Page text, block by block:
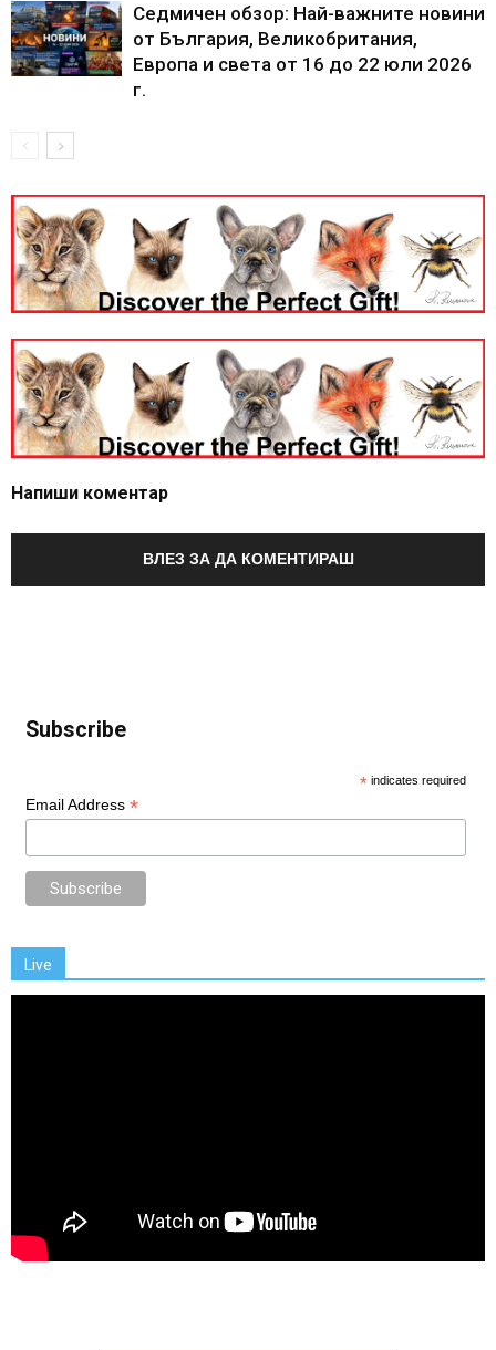
Седмичен обзор: Най-важните новини
от България, Великобритания,
Европа и света от 16 до 22 юли 2026
г.
Напиши коментар
ВЛЕЗ ЗА ДА КОМЕНТИРАШ
Subscribe
* indicates required
Email Address *
Live